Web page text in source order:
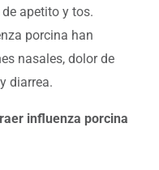
apetito y tos.
porcina han
nasales, dolor de
diarrea.
influenza porcina